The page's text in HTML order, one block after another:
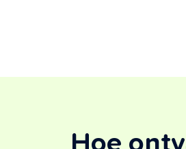
Hoe